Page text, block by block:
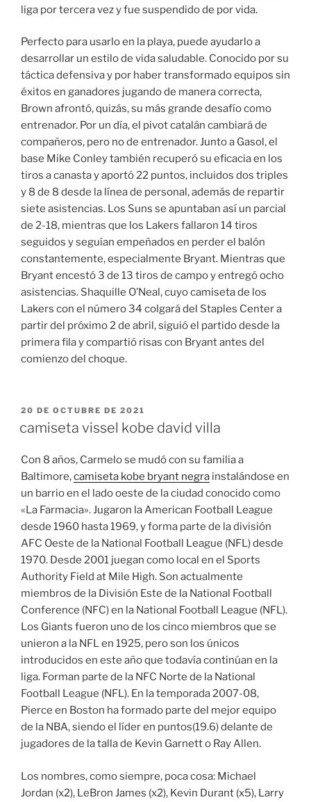
liga por tercera vez y fue suspendido de por vida.
Perfecto para usarlo en la playa, puede ayudarlo a
desarrollar un estilo de vida saludable. Conocido por su
táctica defensiva y por haber transformado equipos sin
éxitos en ganadores jugando de manera correcta,
Brown afrontó, quizás, su más grande desafío como
entrenador. Por un día, el pivot catalán cambiará de
compañeros, pero no de entrenador. Junto a Gasol, el
base Mike Conley también recuperó su eficacia en los
tiros a canasta y aportó 22 puntos, incluidos dos triples
y 8 de 8 desde la línea de personal, además de repartir
siete asistencias. Los Suns se apuntaban así un parcial
de 2-18, mientras que los Lakers fallaron 14 tiros
seguidos y seguían empeñados en perder el balón
constantemente, especialmente Bryant. Mientras que
Bryant encestó 3 de 13 tiros de campo y entregó ocho
asistencias. Shaquille O’Neal, cuyo camiseta de los
Lakers con el número 34 colgará del Staples Center a
partir del próximo 2 de abril, siguió el partido desde la
primera fila y compartió risas con Bryant antes del
comienzo del choque.
PUBLICADO
20 DE OCTUBRE DE 2021
camiseta vissel kobe david villa
Con 8 años, Carmelo se mudó con su familia a
Baltimore,camiseta kobe bryant negra instalándose en
un barrio en el lado oeste de la ciudad conocido como
«La Farmacia». Jugaron la American Football League
desde 1960 hasta 1969, y forma parte de la división
AFC Oeste de la National Football League (NFL) desde
1970. Desde 2001 juegan como local en el Sports
Authority Field at Mile High. Son actualmente
miembros de la División Este de la National Football
Conference (NFC) en la National Football League (NFL).
Los Giants fueron uno de los cinco miembros que se
unieron a la NFL en 1925, pero son los únicos
introducidos en este año que todavía continúan en la
liga. Forman parte de la NFC Norte de la National
Football League (NFL). En la temporada 2007-08,
Pierce en Boston ha formado parte del mejor equipo
de la NBA, siendo el líder en puntos(19.6) delante de
jugadores de la talla de Kevin Garnett o Ray Allen.
Los nombres, como siempre, poca cosa: Michael
Jordan (x2), LeBron James (x2), Kevin Durant (x5), Larry